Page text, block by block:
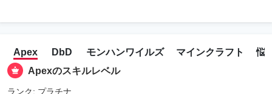
Apex DbD モンハンワイルズ マインクラフト
悩
Apexのスキルレベル
ランク: プラチナ